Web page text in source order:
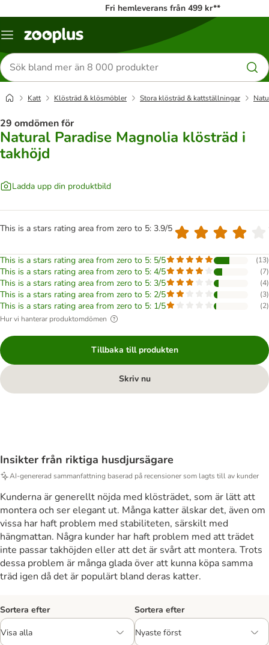
Fri hemleverans från 499 kr**
Katalogmeny
Sök
efter
produkter
Katt Klösträd & klösmöbler Stora klösträd & kattställningar
29 omdömen för
Natural Paradise Magnolia klösträd i
takhöjd
Ladda upp din produktbild
This is a stars rating area from zero to 5: 3.9/5
This is a stars rating area from zero to 5: 5/5 (13)
This is a stars rating area from zero to 5: 4/5 (7)
This is a stars rating area from zero to 5: 3/5 (4)
This is a stars rating area from zero to 5: 2/5 (3)
This is a stars rating area from zero to 5: 1/5 (2)
Hur vi hanterar produktomdömen
Tillbaka till produkten
Skriv nu
Insikter från riktiga husdjursägare
AI-genererad sammanfattning baserad på recensioner som lagts till av kunder
Kunderna är generellt nöjda med klösträdet, som är lätt att
montera och ser elegant ut. Många katter älskar det, även om
vissa har haft problem med stabiliteten, särskilt med
hängmattan. Några kunder har haft problem med att trädet
inte passar takhöjden eller att det är svårt att montera. Trots
dessa problem är många glada över att kunna köpa samma
träd igen då det är populärt bland deras katter.
Sortera efter Sortera efter